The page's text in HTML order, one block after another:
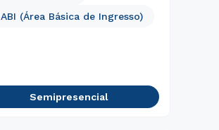
ABI (Área Básica de Ingresso)
Semipresencial